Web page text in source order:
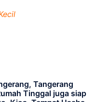
Tangerang
Tinggal juga siap